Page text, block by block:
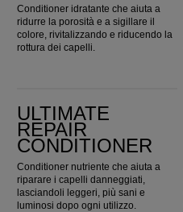
Conditioner idratante che aiuta a
ridurre la porosità e a sigillare il
colore, rivitalizzando e riducendo la
rottura dei capelli.
ULTIMATE
REPAIR
CONDITIONER
Conditioner nutriente che aiuta a
riparare i capelli danneggiati,
lasciandoli leggeri, più sani e
luminosi dopo ogni utilizzo.